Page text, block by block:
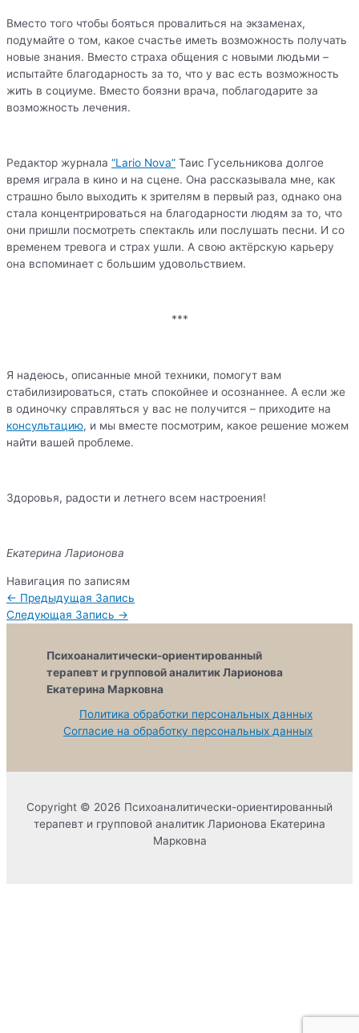
Вместо того чтобы бояться провалиться на экзаменах,
подумайте о том, какое счастье иметь возможность получать
новые знания. Вместо страха общения с новыми людьми –
испытайте благодарность за то, что у вас есть возможность
жить в социуме. Вместо боязни врача, поблагодарите за
возможность лечения.
Редактор журнала “Lario Nova” Таис Гусельникова долгое
время играла в кино и на сцене. Она рассказывала мне, как
страшно было выходить к зрителям в первый раз, однако она
стала концентрироваться на благодарности людям за то, что
они пришли посмотреть спектакль или послушать песни. И со
временем тревога и страх ушли. А свою актёрскую карьеру
она вспоминает с большим удовольствием.
***
Я надеюсь, описанные мной техники, помогут вам
стабилизироваться, стать спокойнее и осознаннее. А если же
в одиночку справляться у вас не получится – приходите на
консультацию, и мы вместе посмотрим, какое решение можем
найти вашей проблеме.
Здоровья, радости и летнего всем настроения!
Екатерина Ларионова
Навигация по записям
← Предыдущая Запись
Следующая Запись →
Психоаналитически-ориентированный
терапевт и групповой аналитик Ларионова
Екатерина Марковна
Политика обработки персональных данных
Согласие на обработку персональных данных
Copyright © 2026 Психоаналитически-ориентированный
терапевт и групповой аналитик Ларионова Екатерина
Марковна